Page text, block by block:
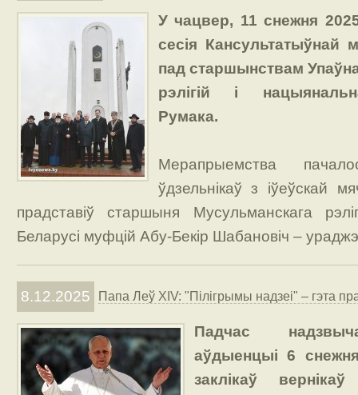
У чацвер, 11 снежня
сесія Кансультатыўнай
пад старшынствам
рэлігій і
Румака.
Мерапрыемства
ўдзельнікаў з іўеўскай
прадставіў старшыня Мусульманскага
Беларусі муфцій Абу-Бекір Шабановіч –
8.12.2025 Папа Леў XIV: "Пілігрымы надзеі" – гэта
Падчас
аўдыенцыі 6
заклікаў